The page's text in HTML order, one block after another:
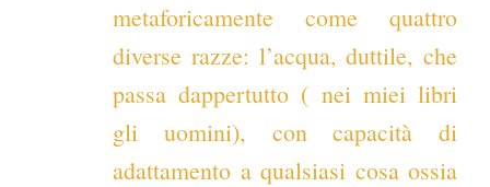
metaforicamente come quattro
diverse razze: l’acqua, duttile, che
passa dappertutto ( nei miei libri
gli uomini), con capacità di
adattamento a qualsiasi cosa ossia